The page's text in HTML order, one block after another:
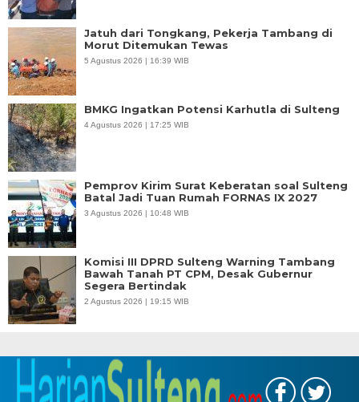
Jatuh dari Tongkang, Pekerja Tambang di
Morut Ditemukan Tewas
5 Agustus 2026 | 16:39 WIB
BMKG Ingatkan Potensi Karhutla di Sulteng
4 Agustus 2026 | 17:25 WIB
Pemprov Kirim Surat Keberatan soal Sulteng
Batal Jadi Tuan Rumah FORNAS IX 2027
3 Agustus 2026 | 10:48 WIB
Komisi III DPRD Sulteng Warning Tambang
Bawah Tanah PT CPM, Desak Gubernur
Segera Bertindak
2 Agustus 2026 | 19:15 WIB